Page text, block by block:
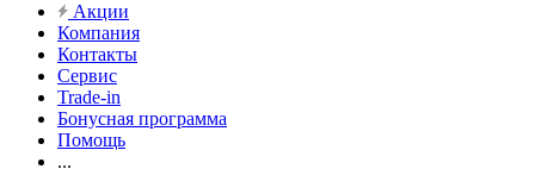
Акции
Компания
Контакты
Сервис
Trade-in
Бонусная программа
Помощь
...